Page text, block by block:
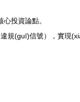
投資論點。
(guī)信號），實現